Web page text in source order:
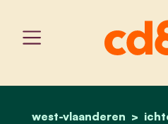
west-vlaanderen